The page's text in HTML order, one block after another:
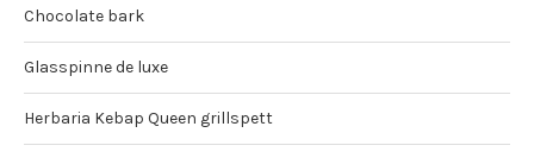
Chocolate bark
Glasspinne de luxe
Herbaria Kebap Queen grillspett